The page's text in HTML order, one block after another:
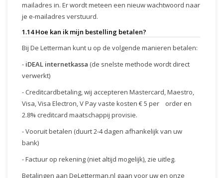
mailadres in. Er wordt meteen een nieuw wachtwoord naar
je e-mailadres verstuurd.
1.14 Hoe kan ik mijn bestelling betalen?
Bij De Letterman kunt u op de volgende manieren betalen:
- iDEAL internetkassa (de snelste methode wordt direct
verwerkt)
- Creditcardbetaling, wij accepteren Mastercard, Maestro,
Visa, Visa Electron, V Pay vaste kosten € 5 per order en
2.8% creditcard maatschappij provisie.
- Vooruit betalen (duurt 2-4 dagen afhankelijk van uw
bank)
- Factuur op rekening (niet altijd mogelijk), zie uitleg.
Betalingen aan DeLetterman.nl gaan voor uw en onze